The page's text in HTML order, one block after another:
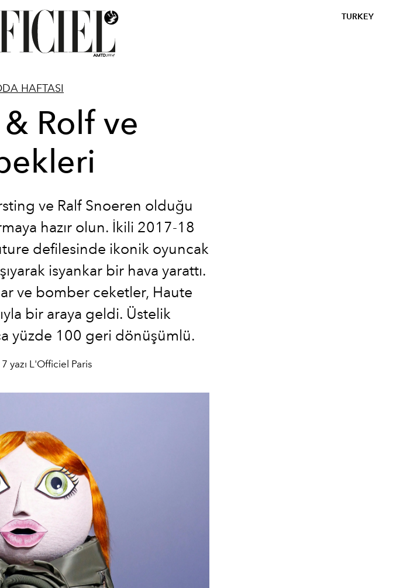
TURKEY
HAFTASI
Rolf ve
ve Ralf Snoeren olduğu
hazır olun. İkili 2017-18
defilesinde ikonik oyuncak
isyankar bir hava yarattı.
ve bomber ceketler, Haute
bir araya geldi. Üstelik
yüzde 100 geri dönüşümlü.
yazı L'Officiel Paris